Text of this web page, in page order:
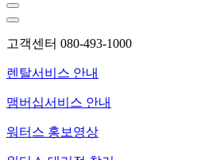
고객센터 080-493-1000
렌탈서비스 안내
맴버십서비스 안내
워터스 홍보영상